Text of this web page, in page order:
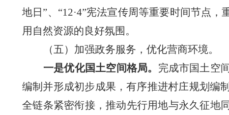
地日 ”、 “12·4”宪法宣传周等重要时间节点，
用自然资源的良好氛围 。
（五） 加强政务服务 ，优化营商环境。
一是优化国土空间格局。 完成市国土空
编制并形成初步成果，有序推进村庄规划编
全链条紧密衔接，推动先行用地与永久征地